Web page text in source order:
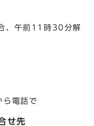
、午前11時30分解
電話で
せ先